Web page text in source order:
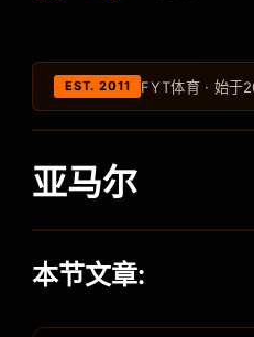
EST. 2011 FYT体育 · 始于
亚马尔
本节文章: